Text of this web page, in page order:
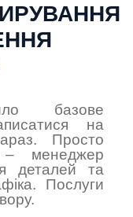
базове
на
Просто
– менеджер
деталей та
Послуги